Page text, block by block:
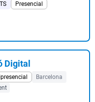
Presencial
Digital
Barcelona